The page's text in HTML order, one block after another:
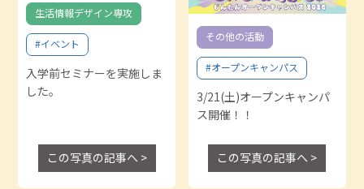
生活情報デザイン専攻
#イベント
入学前セミナーを実施しま
した。
この写真の記事へ >
その他の活動
#オープンキャンパス
3/21(土)オープンキャンパ
ス開催！！
この写真の記事へ >